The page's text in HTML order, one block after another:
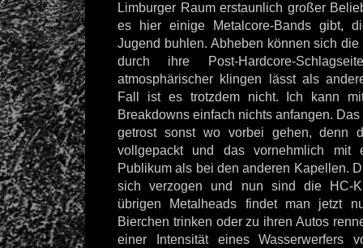
Limburger Raum erstaunlich großer
es hier einige Metalcore-Bands gibt,
Jugend buhlen. Abheben können sich
durch ihre Post-Hardcore-
atmosphärischer klingen lässt als
Fall ist es trotzdem nicht. Ich kann
Breakdowns einfach nichts anfangen.
getrost sonst wo vorbei gehen, denn
vollgepackt und das vornehmlich mit
Publikum als bei den anderen Kapellen.
sich verzogen und nun sind die HC-
übrigen Metalheads findet man jetzt
Bierchen trinken oder zu ihren Autos
einer Intensität eines Wasserwerfers